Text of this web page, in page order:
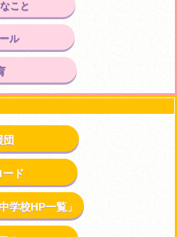
こと
ル
団
ード
学校HP一覧」